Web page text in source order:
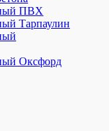
ПВХ
Тарпаулин
Оксфорд